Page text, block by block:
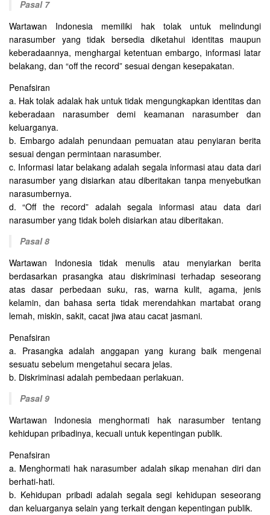
Pasal 7
Wartawan Indonesia memiliki hak tolak untuk melindungi
narasumber yang tidak bersedia diketahui identitas maupun
keberadaannya, menghargai ketentuan embargo, informasi latar
belakang, dan “off the record” sesuai dengan kesepakatan.
Penafsiran
a. Hak tolak adalak hak untuk tidak mengungkapkan identitas dan
keberadaan narasumber demi keamanan narasumber dan
keluarganya.
b. Embargo adalah penundaan pemuatan atau penyiaran berita
sesuai dengan permintaan narasumber.
c. Informasi latar belakang adalah segala informasi atau data dari
narasumber yang disiarkan atau diberitakan tanpa menyebutkan
narasumbernya.
d. “Off the record” adalah segala informasi atau data dari
narasumber yang tidak boleh disiarkan atau diberitakan.
Pasal 8
Wartawan Indonesia tidak menulis atau menyiarkan berita
berdasarkan prasangka atau diskriminasi terhadap seseorang
atas dasar perbedaan suku, ras, warna kulit, agama, jenis
kelamin, dan bahasa serta tidak merendahkan martabat orang
lemah, miskin, sakit, cacat jiwa atau cacat jasmani.
Penafsiran
a. Prasangka adalah anggapan yang kurang baik mengenai
sesuatu sebelum mengetahui secara jelas.
b. Diskriminasi adalah pembedaan perlakuan.
Pasal 9
Wartawan Indonesia menghormati hak narasumber tentang
kehidupan pribadinya, kecuali untuk kepentingan publik.
Penafsiran
a. Menghormati hak narasumber adalah sikap menahan diri dan
berhati-hati.
b. Kehidupan pribadi adalah segala segi kehidupan seseorang
dan keluarganya selain yang terkait dengan kepentingan publik.